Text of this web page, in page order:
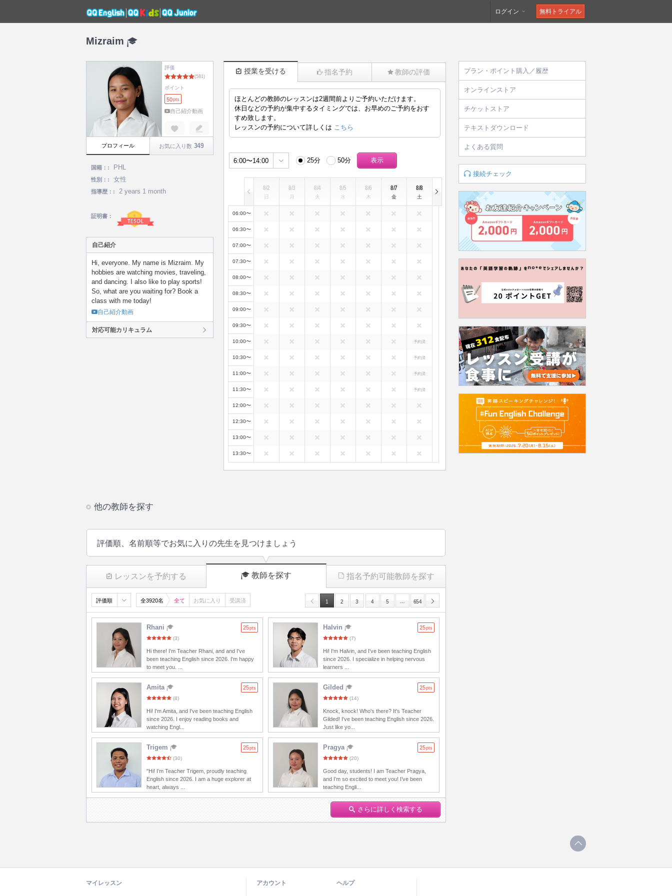
ログイン 無料トライアル
Mizraim
評価
(581)
ポイント
50pts
自己紹介動画
プロフィール お気に入り数 349
国籍：: PHL
性別：: 女性
指導歴：: 2 years 1 month
証明書：
自己紹介
Hi, everyone. My name is Mizraim. My
hobbies are watching movies, traveling,
and dancing. I also like to play sports!
So, what are you waiting for? Book a
class with me today!
自己紹介動画
対応可能カリキュラム
授業を受ける 指名予約 教師の評価
ほとんどの教師のレッスンは2週間前よりご予約いただけます。
休日などの予約が集中するタイミングでは、お早めのご予約をおす
すめ致します。
レッスンの予約について詳しくは こちら
6:00〜14:00 25分 50分
8/2
日
8/3
月
8/4
火
8/5
水
8/6
木
8/7
金
8/8
土
06:00〜
06:30〜
07:00〜
07:30〜
08:00〜
08:30〜
09:00〜
09:30〜
10:00〜
10:30〜
11:00〜
11:30〜
12:00〜
12:30〜
13:00〜
13:30〜
予約済
予約済
予約済
予約済
他の教師を探す
レッスンを予約する 教師を探す 指名予約可能教師を探す
評価順、名前順等でお気に入りの先生を見つけましょう
評価順 全3920名 全て お気に入り 受講済 1 2 3 4 5 654
Rhani 25pts
(3)
Hi there! I'm Teacher Rhani, and and I've
been teaching English since 2026. I'm happy
to meet you. ...
Halvin 25pts
(7)
Hi! I'm Halvin, and I've been teaching English
since 2026. I specialize in helping nervous
learners ...
Amita 25pts
(8)
Hi! I'm Amita, and I've been teaching English
since 2026. I enjoy reading books and
watching Engl...
Gilded 25pts
(14)
Knock, knock! Who's there? It's Teacher
Gilded! I've been teaching English since 2026.
Just like yo...
Trigem 25pts
(30)
"Hi! I’m Teacher Trigem, proudly teaching
English since 2026. I am a huge explorer at
heart, always ...
Pragya 25pts
(20)
Good day, students! I am Teacher Pragya,
and I’m so excited to meet you! I’ve been
teaching Engli...
さらに詳しく検索する
プラン・ポイント購入／履歴
オンラインストア
チケットストア
テキストダウンロード
よくある質問
接続チェック
マイレッスン アカウント ヘルプ